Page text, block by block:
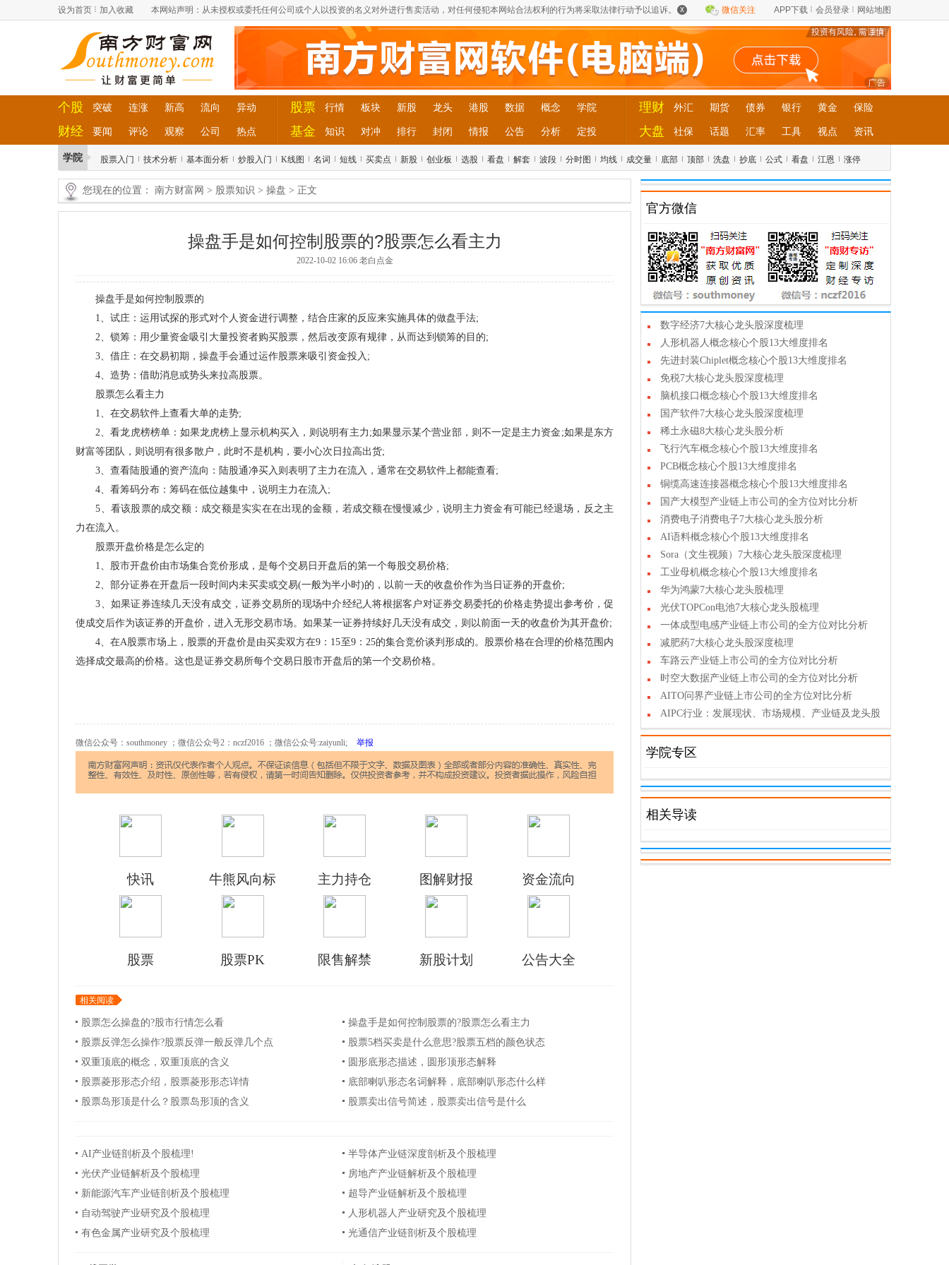
设为首页 加入收藏 本网站声明：从未授权或委托任何公司或个人以投资的名义对外进行售卖活动，对任何侵犯本网站合法权利的行为将采取法律行动予以追诉。 x 微信关注 APP下载 会员登录 网站地图
关闭
个股 突破 连涨 新高 流向 异动
财经 要闻 评论 观察 公司 热点
股票 行情 板块 新股 龙头 港股 数据 概念 学院
基金 知识 对冲 排行 封闭 情报 公告 分析 定投
理财 外汇 期货 债券 银行 黄金 保险
大盘 社保 话题 汇率 工具 视点 资讯
学院 股票入门 技术分析 基本面分析 炒股入门 K线图 名词 短线 买卖点 新股 创业板 选股 看盘 解套 波段 分时图 均线 成交量 底部 顶部 洗盘 抄底 公式 看盘 江恩 涨停
您现在的位置： 南方财富网 > 股票知识 > 操盘 > 正文
操盘手是如何控制股票的?股票怎么看主力
2022-10-02 16:06 老白点金
操盘手是如何控制股票的
1、试庄：运用试探的形式对个人资金进行调整，结合庄家的反应来实施具体的做盘手法;
2、锁筹：用少量资金吸引大量投资者购买股票，然后改变原有规律，从而达到锁筹的目的;
3、借庄：在交易初期，操盘手会通过运作股票来吸引资金投入;
4、造势：借助消息或势头来拉高股票。
股票怎么看主力
1、在交易软件上查看大单的走势;
2、看龙虎榜榜单：如果龙虎榜上显示机构买入，则说明有主力;如果显示某个营业部，则不一定是主力资金;如果是东方
财富等团队，则说明有很多散户，此时不是机构，要小心次日拉高出货;
3、查看陆股通的资产流向：陆股通净买入则表明了主力在流入，通常在交易软件上都能查看;
4、看筹码分布：筹码在低位越集中，说明主力在流入;
5、看该股票的成交额：成交额是实实在在出现的金额，若成交额在慢慢减少，说明主力资金有可能已经退场，反之主
力在流入。
股票开盘价格是怎么定的
1、股市开盘价由市场集合竞价形成，是每个交易日开盘后的第一个每股交易价格;
2、部分证券在开盘后一段时间内未买卖或交易(一般为半小时)的，以前一天的收盘价作为当日证券的开盘价;
3、如果证券连续几天没有成交，证券交易所的现场中介经纪人将根据客户对证券交易委托的价格走势提出参考价，促
使成交后作为该证券的开盘价，进入无形交易市场。如果某一证券持续好几天没有成交，则以前面一天的收盘价为其开盘价;
4、在A股票市场上，股票的开盘价是由买卖双方在9：15至9：25的集合竞价谈判形成的。股票价格在合理的价格范围内
选择成交最高的价格。这也是证券交易所每个交易日股市开盘后的第一个交易价格。
微信公众号：southmoney ；微信公众号2：nczf2016 ；微信公众号:zaiyunli; 举报
快讯 牛熊风向标 主力持仓 图解财报 资金流向
股票 股票PK 限售解禁 新股计划 公告大全
相关阅读
股票怎么操盘的?股市行情怎么看
操盘手是如何控制股票的?股票怎么看主力
股票反弹怎么操作?股票反弹一般反弹几个点
股票5档买卖是什么意思?股票五档的颜色状态
双重顶底的概念，双重顶底的含义
圆形底形态描述，圆形顶形态解释
股票菱形形态介绍，股票菱形形态详情
底部喇叭形态名词解释，底部喇叭形态什么样
股票岛形顶是什么？股票岛形顶的含义
股票卖出信号简述，股票卖出信号是什么
AI产业链剖析及个股梳理!
半导体产业链深度剖析及个股梳理
光伏产业链解析及个股梳理
房地产产业链解析及个股梳理
新能源汽车产业链剖析及个股梳理
超导产业链解析及个股梳理
自动驾驶产业研究及个股梳理
人形机器人产业研究及个股梳理
有色金属产业研究及个股梳理
光通信产业链剖析及个股梳理
官方微信
数字经济7大核心龙头股深度梳理
人形机器人概念核心个股13大维度排名
先进封装Chiplet概念核心个股13大维度排名
免税7大核心龙头股深度梳理
脑机接口概念核心个股13大维度排名
国产软件7大核心龙头股深度梳理
稀土永磁8大核心龙头股分析
飞行汽车概念核心个股13大维度排名
PCB概念核心个股13大维度排名
铜缆高速连接器概念核心个股13大维度排名
国产大模型产业链上市公司的全方位对比分析
消费电子消费电子7大核心龙头股分析
AI语料概念核心个股13大维度排名
Sora（文生视频）7大核心龙头股深度梳理
工业母机概念核心个股13大维度排名
华为鸿蒙7大核心龙头股梳理
光伏TOPCon电池7大核心龙头股梳理
一体成型电感产业链上市公司的全方位对比分析
减肥药7大核心龙头股深度梳理
车路云产业链上市公司的全方位对比分析
时空大数据产业链上市公司的全方位对比分析
AITO问界产业链上市公司的全方位对比分析
AIPC行业：发展现状、市场规模、产业链及龙头股
学院专区
相关导读